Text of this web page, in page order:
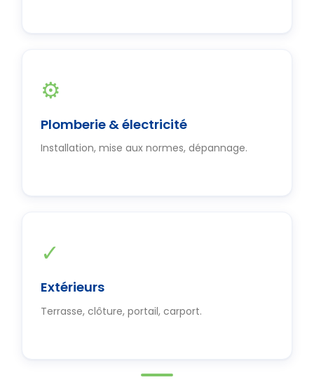
⚙
Plomberie & électricité
Installation, mise aux normes, dépannage.
✓
Extérieurs
Terrasse, clôture, portail, carport.